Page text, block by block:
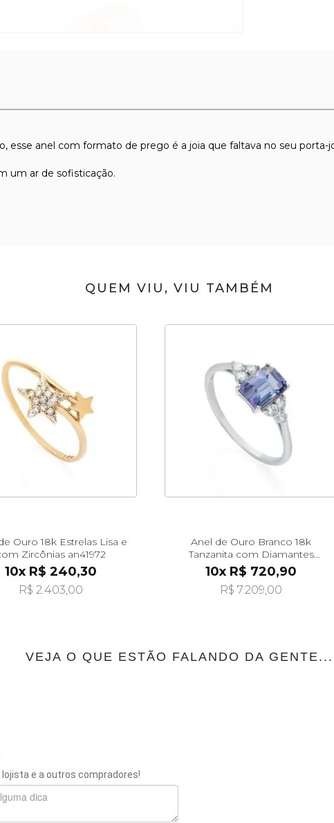
esse anel com formato de prego é a joia que faltava no seu porta-
um ar de sofisticação.
QUEM VIU, VIU TAMBÉM
Ouro 18k Estrelas Lisa e
Zircônias an41972
10x R$ 240,30
R$ 2.403,00
Anel de Ouro Branco 18k
Tanzanita com Diamantes
an41482
10x R$ 720,90
R$ 7.209,00
VEJA O QUE ESTÃO FALANDO DA GENTE...
e a outros compradores!